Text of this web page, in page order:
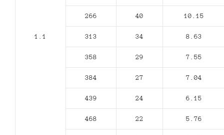
1.1
266 40 10.15
313 34 8.63
358 29 7.55
384 27 7.04
439 24 6.15
468 22 5.76